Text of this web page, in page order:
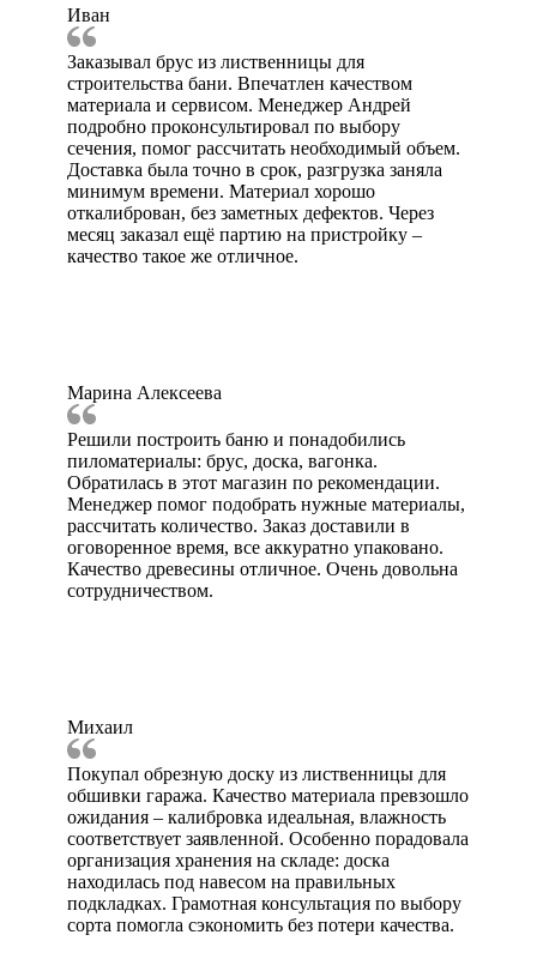
Иван
Заказывал брус из лиственницы для
строительства бани. Впечатлен качеством
материала и сервисом. Менеджер Андрей
подробно проконсультировал по выбору
сечения, помог рассчитать необходимый объем.
Доставка была точно в срок, разгрузка заняла
минимум времени. Материал хорошо
откалиброван, без заметных дефектов. Через
месяц заказал ещё партию на пристройку –
качество такое же отличное.
Марина Алексеева
Решили построить баню и понадобились
пиломатериалы: брус, доска, вагонка.
Обратилась в этот магазин по рекомендации.
Менеджер помог подобрать нужные материалы,
рассчитать количество. Заказ доставили в
оговоренное время, все аккуратно упаковано.
Качество древесины отличное. Очень довольна
сотрудничеством.
Михаил
Покупал обрезную доску из лиственницы для
обшивки гаража. Качество материала превзошло
ожидания – калибровка идеальная, влажность
соответствует заявленной. Особенно порадовала
организация хранения на складе: доска
находилась под навесом на правильных
подкладках. Грамотная консультация по выбору
сорта помогла сэкономить без потери качества.